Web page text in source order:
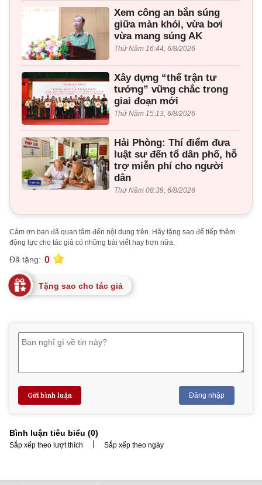
Xem công an bắn súng
giữa màn khói, vừa bơi
vừa mang súng AK
Thứ Năm 16:44, 6/8/2026
Xây dựng “thế trận tư
tưởng” vững chắc trong
giai đoạn mới
Thứ Năm 15:13, 6/8/2026
Hải Phòng: Thí điểm đưa
luật sư đến tổ dân phố, hỗ
trợ miễn phí cho người
dân
Thứ Năm 08:39, 6/8/2026
Cảm ơn bạn đã quan tâm đến nội dung trên. Hãy tặng sao để tiếp thêm
động lực cho tác giả có những bài viết hay hơn nữa.
Đã tặng: 0
Tặng sao cho tác giả
Gửi bình luận Đăng nhập
Bình luận tiêu biểu (0)
Sắp xếp theo lượt thích | Sắp xếp theo ngày